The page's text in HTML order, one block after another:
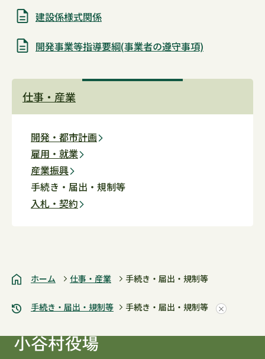
建設係様式関係
開発事業等指導要綱(事業者の遵守事項)
仕事・産業
開発・都市計画
雇用・就業
産業振興
手続き・届出・規制等
入札・契約
ホーム 仕事・産業 手続き・届出・規制等
手続き・届出・規制等 手続き・届出・規制等